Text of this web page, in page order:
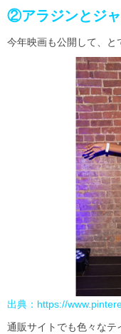
②アラジンとジ
今年映画も公開して、と
出典： https://
通販サイトでも色々な